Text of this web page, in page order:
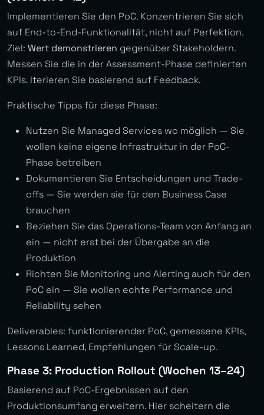
Implementieren Sie den PoC. Konzentrieren Sie sich
auf End-to-End-Funktionalität, nicht auf Perfektion.
Ziel: Wert demonstrieren gegenüber Stakeholdern.
Messen Sie die in der Assessment-Phase definierten
KPIs. Iterieren Sie basierend auf Feedback.
Praktische Tipps für diese Phase:
Nutzen Sie Managed Services wo möglich — Sie
wollen keine eigene Infrastruktur in der PoC-
Phase betreiben
Dokumentieren Sie Entscheidungen und Trade-
offs — Sie werden sie für den Business Case
brauchen
Beziehen Sie das Operations-Team von Anfang an
ein — nicht erst bei der Übergabe an die
Produktion
Richten Sie Monitoring und Alerting auch für den
PoC ein — Sie wollen echte Performance und
Reliability sehen
Deliverables: funktionierender PoC, gemessene KPIs,
Lessons Learned, Empfehlungen für Scale-up.
Phase 3: Production Rollout (Wochen 13–24)
Basierend auf PoC-Ergebnissen auf den
Produktionsumfang erweitern. Hier scheitern die